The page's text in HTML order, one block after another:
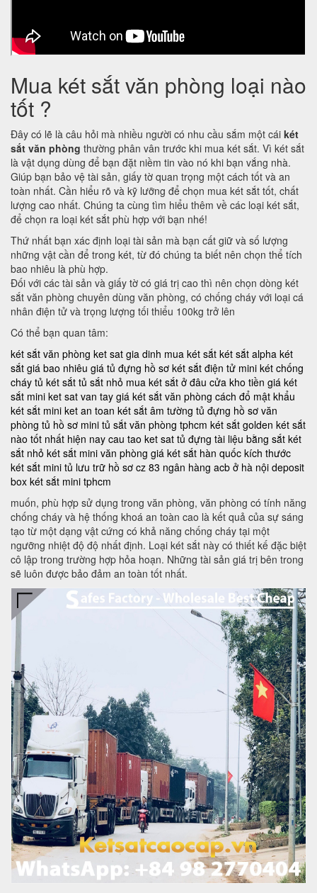
Mua két sắt văn phòng loại nào
tốt ?
Đây có lẽ là câu hỏi mà nhiều người có nhu cầu sắm một cái két
sắt văn phòng thường phân vân trước khi mua két sắt. Vì két sắt
là vật dụng dùng để bạn đặt niềm tin vào nó khi bạn vắng nhà.
Giúp bạn bảo vệ tài sản, giấy tờ quan trọng một cách tốt và an
toàn nhất. Cần hiểu rõ và kỹ lưỡng để chọn mua két sắt tốt, chất
lượng cao nhất. Chúng ta cùng tìm hiểu thêm về các loại két sắt,
để chọn ra loại két sắt phù hợp với bạn nhé!
Thứ nhất bạn xác định loại tài sản mà bạn cất giữ và số lượng
những vật cần để trong két, từ đó chúng ta biết nên chọn thể tích
bao nhiêu là phù hợp.
Đối với các tài sản và giấy tờ có giá trị cao thì nên chọn dòng két
sắt văn phòng chuyên dùng văn phòng, có chống cháy với loại cá
nhân điện tử và trọng lượng tối thiểu 100kg trở lên
Có thể bạn quan tâm:
két sắt văn phòng ket sat gia dinh mua két sắt két sắt alpha két
sắt giá bao nhiêu giá tủ đựng hồ sơ két sắt điện tử mini két chống
cháy tủ két sắt tủ sắt nhỏ mua két sắt ở đâu cửa kho tiền giá két
sắt mini ket sat van tay giá két sắt văn phòng cách đổ mật khẩu
két sắt mini ket an toan két sắt âm tường tủ đựng hồ sơ văn
phòng tủ hồ sơ mini tủ sắt văn phòng tphcm két sắt golden két sắt
nào tốt nhất hiện nay cau tao ket sat tủ đựng tài liệu bằng sắt két
sắt nhỏ két sắt mini văn phòng giá két sắt hàn quốc kích thước
két sắt mini tủ lưu trữ hồ sơ cz 83 ngân hàng acb ở hà nội deposit
box két sắt mini tphcm
muốn, phù hợp sử dụng trong văn phòng, văn phòng có tính năng
chống cháy và hệ thống khoá an toàn cao là kết quả của sự sáng
tạo từ một dạng vật cứng có khả năng chống cháy tại một
ngưỡng nhiệt độ độ nhất định. Loại két sắt này có thiết kế đặc biệt
cô lập trong trường hợp hỏa hoạn. Những tài sản giá trị bên trong
sẽ luôn được bảo đảm an toàn tốt nhất.